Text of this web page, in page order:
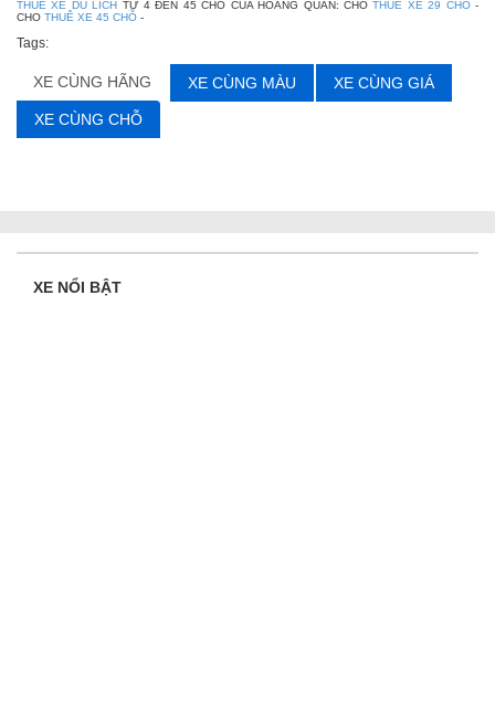
THUE XE DU LICH TỪ 4 ĐẾN 45 CHỖ CỦA HOÀNG QUÂN: CHOTHUE XE 29 CHO-
CHO THUÊ XE 45 CHỖ -
Tags:
XE CÙNG HÃNG XE CÙNG MÀU XE CÙNG GIÁ
XE CÙNG CHỖ
XE NỔI BẬT